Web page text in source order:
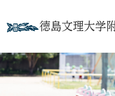
徳島文理大学
幼稚園紹介